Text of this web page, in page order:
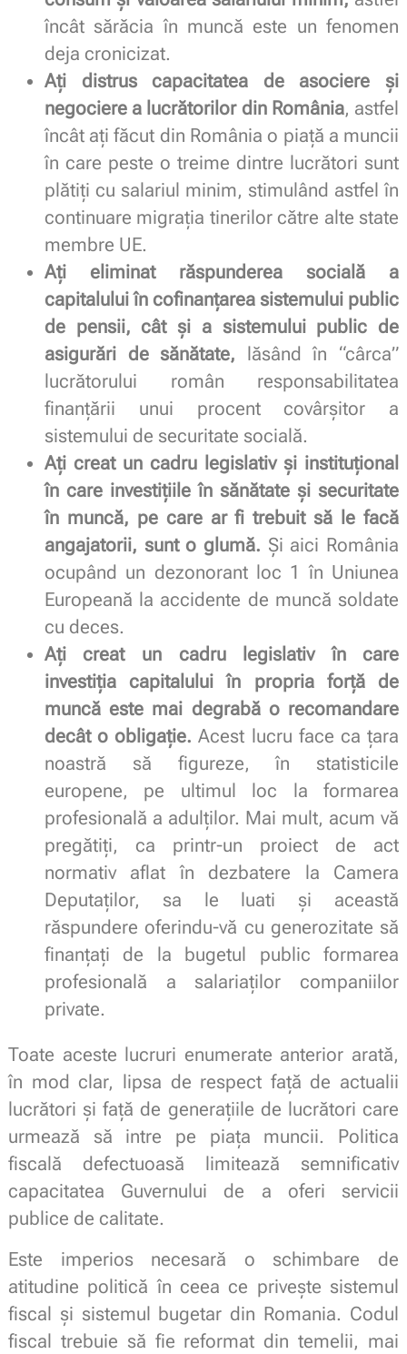
încât sărăcia în muncă este un fenomen
deja cronicizat.
Ați distrus capacitatea de asociere și
negociere a lucrătorilor din România, astfel
încât ați făcut din România o piață a muncii
în care peste o treime dintre lucrători sunt
plătiți cu salariul minim, stimulând astfel în
continuare migrația tinerilor către alte state
membre UE.
Ați eliminat răspunderea socială a
capitalului în cofinanțarea sistemului public
de pensii, cât și a sistemului public de
asigurări de sănătate, lăsând în “cârca”
lucrătorului român responsabilitatea
finanțării unui procent covârșitor a
sistemului de securitate socială.
Ați creat un cadru legislativ și instituțional
în care investițiile în sănătate și securitate
în muncă, pe care ar fi trebuit să le facă
angajatorii, sunt o glumă. Și aici România
ocupând un dezonorant loc 1 în Uniunea
Europeană la accidente de muncă soldate
cu deces.
Ați creat un cadru legislativ în care
investiția capitalului în propria forță de
muncă este mai degrabă o recomandare
decât o obligație.Acest lucru face ca țara
noastră să figureze, în statisticile
europene, pe ultimul loc la formarea
profesională a adulților. Mai mult, acum vă
pregătiți, ca printr-un proiect de act
normativ aflat în dezbatere la Camera
Deputaților, sa le luati și această
răspundere oferindu-vă cu generozitate să
finanțați de la bugetul public formarea
profesională a salariaților companiilor
private.
Toate aceste lucruri enumerate anterior arată,
în mod clar, lipsa de respect față de actualii
lucrători și față de generațiile de lucrători care
urmează să intre pe piața muncii. Politica
fiscală defectuoasă limitează semnificativ
capacitatea Guvernului de a oferi servicii
publice de calitate.
Este imperios necesară o schimbare de
atitudine politică în ceea ce privește sistemul
fiscal și sistemul bugetar din Romania. Codul
fiscal trebuie să fie reformat din temelii, mai